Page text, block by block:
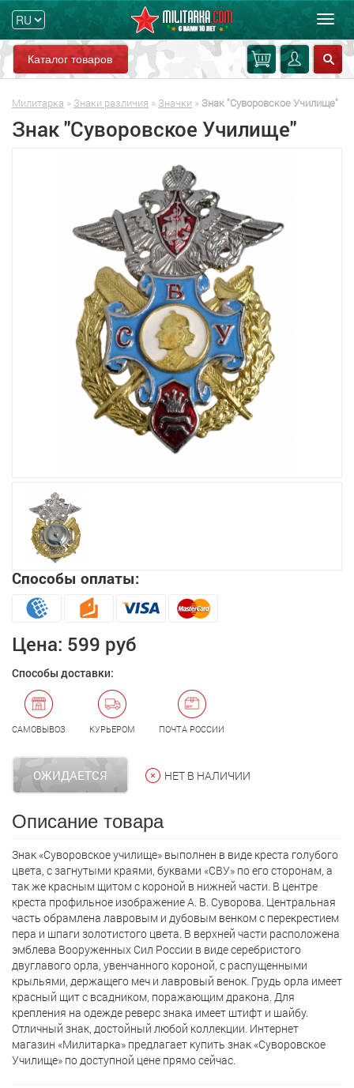
Каталог товаров
Милитарка » Знаки различия » Значки » Знак "Суворовское Училище"
Знак "Суворовское Училище"
Способы оплаты:
Цена: 599 руб
Способы доставки:
САМОВЫВОЗ КУРЬЕРОМ ПОЧТА РОССИИ
ОЖИДАЕТСЯ НЕТ В НАЛИЧИИ
Описание товара
Знак «Суворовское училище» выполнен в виде креста голубого
цвета, с загнутыми краями, буквами «СВУ» по его сторонам, а
так же красным щитом с короной в нижней части. В центре
креста профильное изображение А. В. Суворова. Центральная
часть обрамлена лавровым и дубовым венком с перекрестием
пера и шпаги золотистого цвета. В верхней части расположена
эмблева Вооруженных Сил России в виде серебристого
двуглавого орла, увенчанного короной, с распущенными
крыльями, держащего меч и лавровый венок. Грудь орла имеет
красный щит с всадником, поражающим дракона. Для
крепления на одежде реверс знака имеет штифт и шайбу.
Отличный знак, достойный любой коллекции. Интернет
магазин «Милитарка» предлагает кyпить знак «Суворовское
Училище» по доступной цене прямо сейчас.